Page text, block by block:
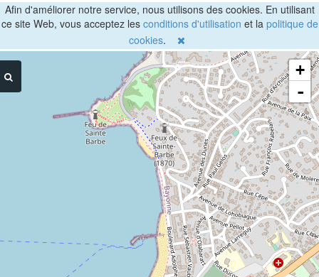
Afin d'améliorer notre service, nous utilisons des cookies. En utilisant
ce site Web, vous acceptez les conditions d'utilisation et la politique de
cookies.
+
-